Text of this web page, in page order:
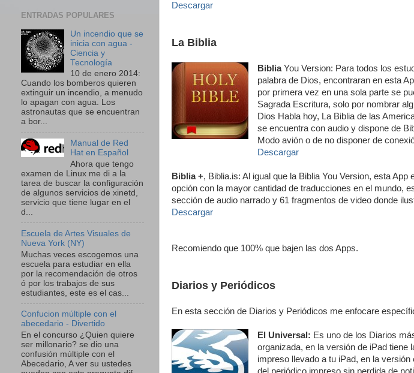
Descargar
La Biblia
BibliaYou Version: Para todos los
palabra de Dios, encontraran en esta
por primera vez en una sola parte se
Sagrada Escritura, solo por nombrar
Dios Habla hoy, La Biblia de las
se encuentra con audio y dispone de
Modo avión o de no disponer de
Descargar
Biblia +, Biblia.is: Al igual que la Biblia You Version, esta App
opción con la mayor cantidad de traducciones en el mundo,
sección de audio narrado y 61 fragmentos de video donde
Descargar
Recomiendo que 100% que bajen las dos Apps.
Diarios y Periódicos
En esta sección de Diarios y Periódicos me enfocare
El Universal: Es uno de los Diarios
organizada, en la versión de iPad tiene
impreso llevado a tu iPad, en la
ENTRADAS POPULARES
Un incendio que se
inicia con agua -
Ciencia y
Tecnología
10 de enero 2014:
Cuando los bomberos quieren
extinguir un incendio, a menudo
lo apagan con agua. Los
astronautas que se encuentran
a bor...
Manual de Red
Hat en Español
Ahora que tengo
examen de Linux me di a la
tarea de buscar la configuración
de algunos servicios de xinetd,
servicio que tiene lugar en el
d...
Escuela de Artes Visuales de
Nueva York (NY)
Muchas veces escogemos una
escuela para estudiar en ella
por la recomendación de otros
ó por los trabajos de sus
estudiantes, este es el cas...
Confucion múltiple con el
abecedario - Divertido
En el concurso ¿Quien quiere
ser millonario? se dio una
confusión múltiple con el
Abecedario, A ver su ustedes